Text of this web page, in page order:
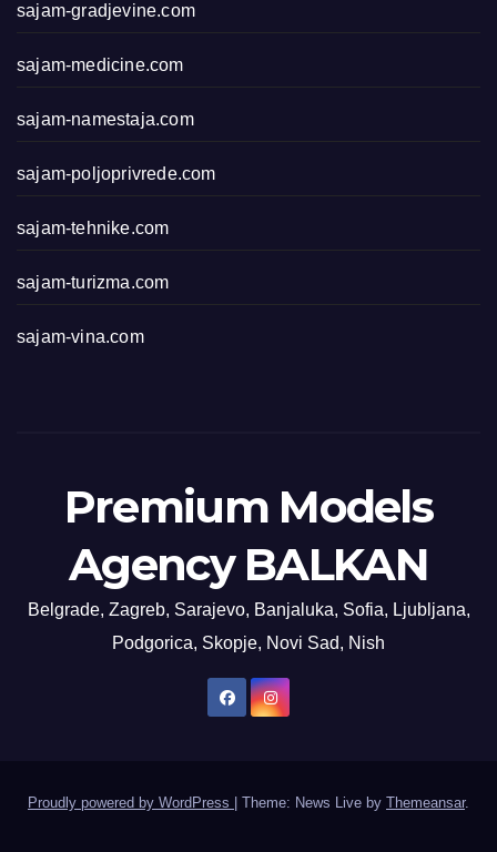
sajam-gradjevine.com
sajam-medicine.com
sajam-namestaja.com
sajam-poljoprivrede.com
sajam-tehnike.com
sajam-turizma.com
sajam-vina.com
Premium Models
Agency BALKAN
Belgrade, Zagreb, Sarajevo, Banjaluka, Sofia, Ljubljana,
Podgorica, Skopje, Novi Sad, Nish
Proudly powered by WordPress Theme: News Live by Themeansar.